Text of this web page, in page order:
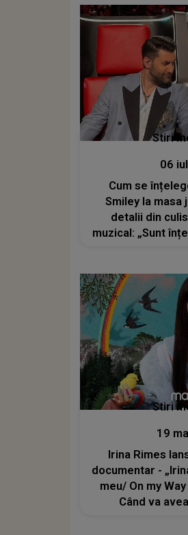
Stiri
06
Cum se
Smiley la
detalii din
muzical: „Sunt
Stiri
19
Irina Rimes
documentar -
meu/ On my
Când va